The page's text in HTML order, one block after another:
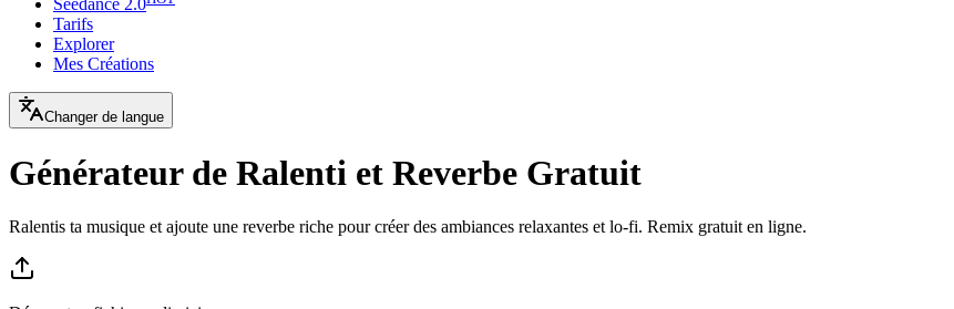
Seedance 2.0
Tarifs
Explorer
Mes Créations
Changer de langue
Générateur de Ralenti et Reverbe Gratuit
Ralentis ta musique et ajoute une reverbe riche pour créer des ambiances relaxantes et lo-fi. Remix gratuit en ligne.